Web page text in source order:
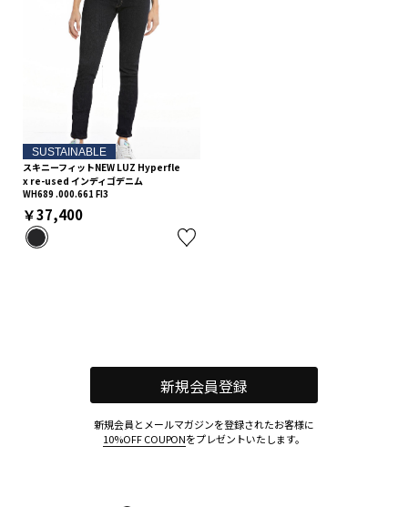
SUSTAINABLE
スキニーフィットNEW LUZ Hyperfle
x re-used インディゴデニム
WH689 .000.661 FI3
￥37,400
新規会員登録
新規会員とメールマガジンを登録されたお客様に
10%OFF COUPONをプレゼントいたします。